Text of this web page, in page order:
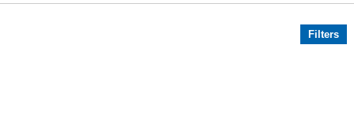
Filters